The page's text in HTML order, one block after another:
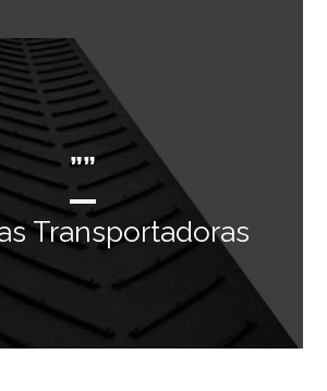
””
Transportadoras